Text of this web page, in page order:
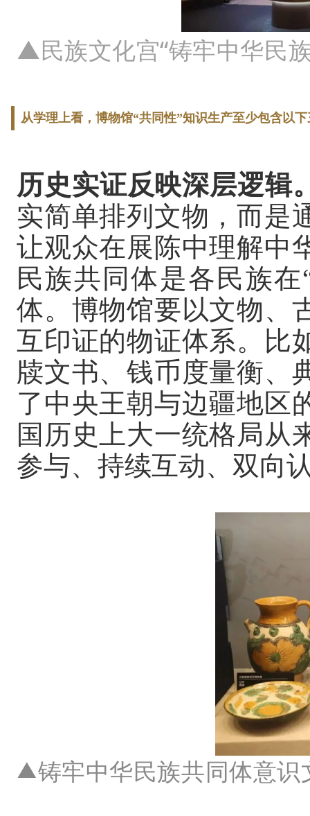
▲民族文化宫“铸牢中华民
从学理上看，博物馆“共同性”知识生产至少包含以
历史实证反映深层逻辑
实简单排列文物，而是
让观众在展陈中理解中
民族共同体是各民族
体。博物馆要以文物、
互印证的物证体系。比
牍文书、钱币度量衡、
了中央王朝与边疆地区
国历史上大一统格局从
参与、持续互动、双向
▲铸牢中华民族共同体意